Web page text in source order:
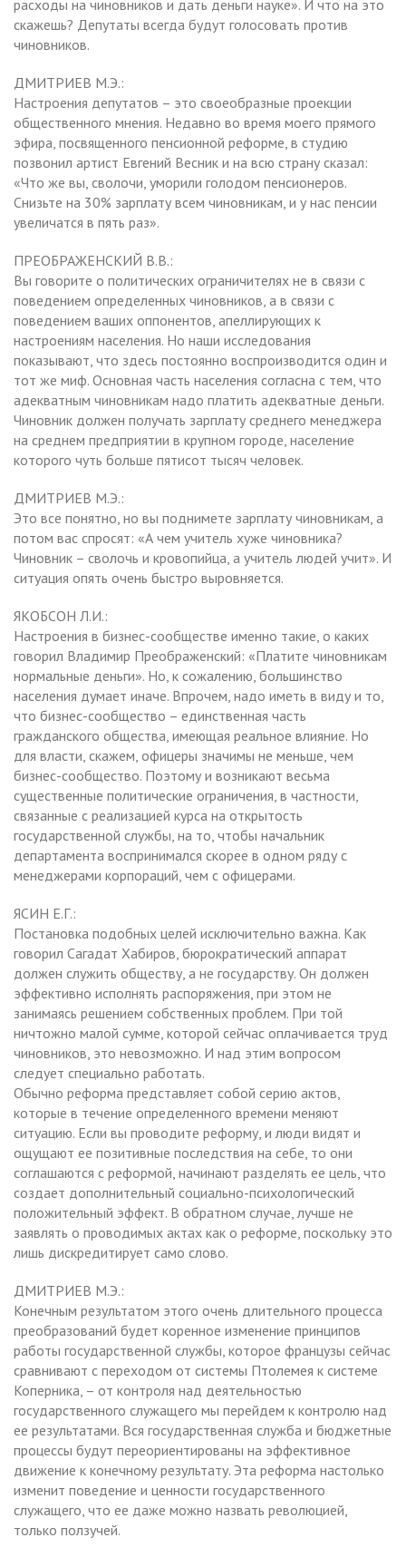
расходы на чиновников и дать деньги науке». И что на это
скажешь? Депутаты всегда будут голосовать против
чиновников.
ДМИТРИЕВ М.Э.:
Настроения депутатов – это своеобразные проекции
общественного мнения. Недавно во время моего прямого
эфира, посвященного пенсионной реформе, в студию
позвонил артист Евгений Весник и на всю страну сказал:
«Что же вы, сволочи, уморили голодом пенсионеров.
Снизьте на 30% зарплату всем чиновникам, и у нас пенсии
увеличатся в пять раз».
ПРЕОБРАЖЕНСКИЙ В.В.:
Вы говорите о политических ограничителях не в связи с
поведением определенных чиновников, а в связи с
поведением ваших оппонентов, апеллирующих к
настроениям населения. Но наши исследования
показывают, что здесь постоянно воспроизводится один и
тот же миф. Основная часть населения согласна с тем, что
адекватным чиновникам надо платить адекватные деньги.
Чиновник должен получать зарплату среднего менеджера
на среднем предприятии в крупном городе, население
которого чуть больше пятисот тысяч человек.
ДМИТРИЕВ М.Э.:
Это все понятно, но вы поднимете зарплату чиновникам, а
потом вас спросят: «А чем учитель хуже чиновника?
Чиновник – сволочь и кровопийца, а учитель людей учит». И
ситуация опять очень быстро выровняется.
ЯКОБСОН Л.И.:
Настроения в бизнес-сообществе именно такие, о каких
говорил Владимир Преображенский: «Платите чиновникам
нормальные деньги». Но, к сожалению, большинство
населения думает иначе. Впрочем, надо иметь в виду и то,
что бизнес-сообщество – единственная часть
гражданского общества, имеющая реальное влияние. Но
для власти, скажем, офицеры значимы не меньше, чем
бизнес-сообщество. Поэтому и возникают весьма
существенные политические ограничения, в частности,
связанные с реализацией курса на открытость
государственной службы, на то, чтобы начальник
департамента воспринимался скорее в одном ряду с
менеджерами корпораций, чем с офицерами.
ЯСИН Е.Г.:
Постановка подобных целей исключительно важна. Как
говорил Сагадат Хабиров, бюрократический аппарат
должен служить обществу, а не государству. Он должен
эффективно исполнять распоряжения, при этом не
занимаясь решением собственных проблем. При той
ничтожно малой сумме, которой сейчас оплачивается труд
чиновников, это невозможно. И над этим вопросом
следует специально работать.
Обычно реформа представляет собой серию актов,
которые в течение определенного времени меняют
ситуацию. Если вы проводите реформу, и люди видят и
ощущают ее позитивные последствия на себе, то они
соглашаются с реформой, начинают разделять ее цель, что
создает дополнительный социально-психологический
положительный эффект. В обратном случае, лучше не
заявлять о проводимых актах как о реформе, поскольку это
лишь дискредитирует само слово.
ДМИТРИЕВ М.Э.:
Конечным результатом этого очень длительного процесса
преобразований будет коренное изменение принципов
работы государственной службы, которое французы сейчас
сравнивают с переходом от системы Птолемея к системе
Коперника, – от контроля над деятельностью
государственного служащего мы перейдем к контролю над
ее результатами. Вся государственная служба и бюджетные
процессы будут переориентированы на эффективное
движение к конечному результату. Эта реформа настолько
изменит поведение и ценности государственного
служащего, что ее даже можно назвать революцией,
только ползучей.